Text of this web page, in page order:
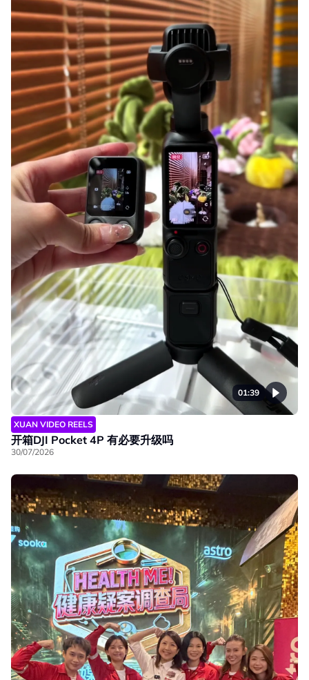
01:39
XUAN VIDEO REELS
开箱DJI Pocket 4P 有必要升级吗
30/07/2026